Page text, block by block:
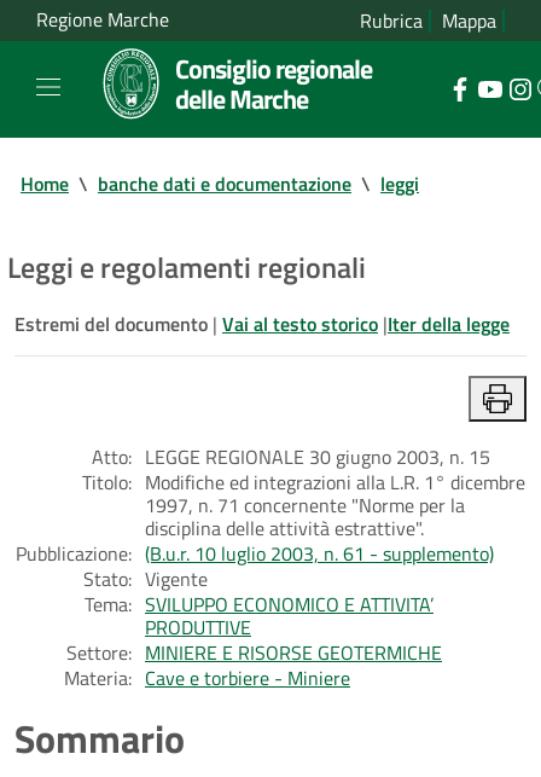
Regione Marche Rubrica Mappa
Consiglio regionale
delle Marche
Home \ banche dati e documentazione \ leggi
Leggi e regolamenti regionali
Estremi del documento | Vai al testo storico |Iter della legge
Atto: LEGGE REGIONALE 30 giugno 2003, n. 15
Titolo: Modifiche ed integrazioni alla L.R. 1° dicembre
1997, n. 71 concernente "Norme per la
disciplina delle attività estrattive".
Pubblicazione: (B.u.r. 10 luglio 2003, n. 61 - supplemento)
Stato: Vigente
Tema: SVILUPPO ECONOMICO E ATTIVITA’
PRODUTTIVE
Settore: MINIERE E RISORSE GEOTERMICHE
Materia: Cave e torbiere - Miniere
Sommario